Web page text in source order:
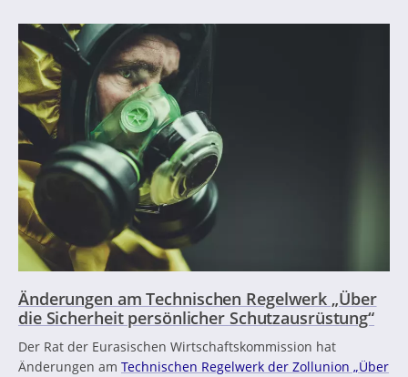
Änderungen am Technischen Regelwerk „Über
die Sicherheit persönlicher Schutzausrüstung“
Der Rat der Eurasischen Wirtschaftskommission hat
Änderungen am Technischen Regelwerk der Zollunion „Über